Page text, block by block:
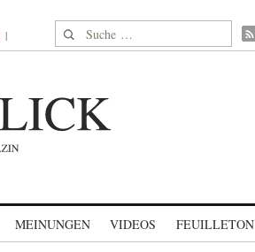
Suche nach:
MEINUNGEN VIDEOS FEUILLETON